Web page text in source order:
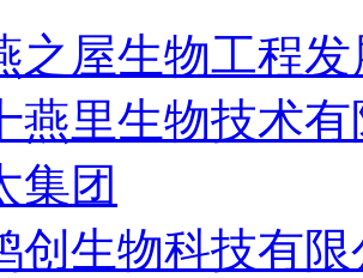
之屋生物工程
燕里生物技术
集团
创生物科技有限